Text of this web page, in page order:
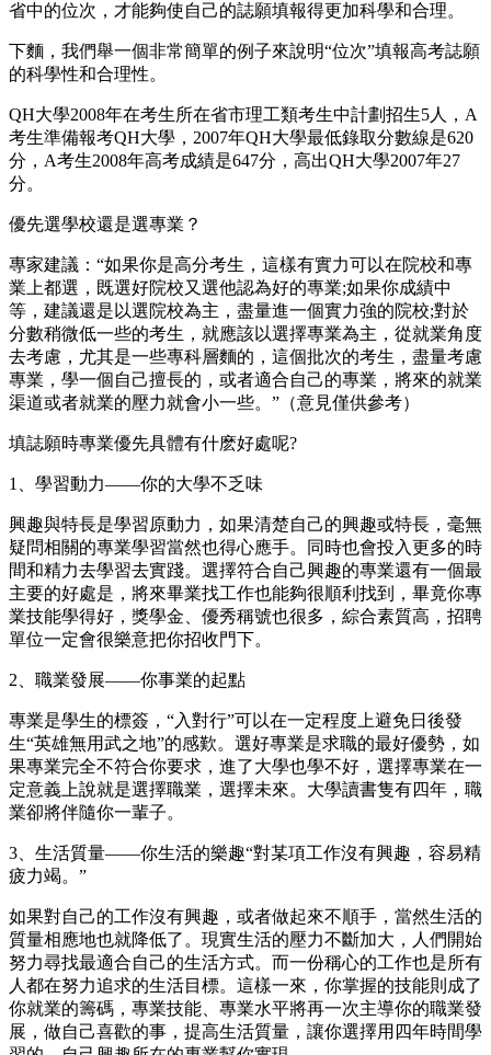
省中的位次，才能夠使自己的誌願填報得更加科學和合理。
下麵，我們舉一個非常簡單的例子來說明“位次”填報高考誌願
的科學性和合理性。
QH大學2008年在考生所在省市理工類考生中計劃招生5人，A
考生準備報考QH大學，2007年QH大學最低錄取分數線是620
分，A考生2008年高考成績是647分，高出QH大學2007年27
分。
優先選學校還是選專業？
專家建議：“如果你是高分考生，這樣有實力可以在院校和專
業上都選，既選好院校又選他認為好的專業;如果你成績中
等，建議還是以選院校為主，盡量進一個實力強的院校;對於
分數稍微低一些的考生，就應該以選擇專業為主，從就業角度
去考慮，尤其是一些專科層麵的，這個批次的考生，盡量考慮
專業，學一個自己擅長的，或者適合自己的專業，將來的就業
渠道或者就業的壓力就會小一些。”（意見僅供參考）
填誌願時專業優先具體有什麽好處呢?
1、學習動力——你的大學不乏味
興趣與特長是學習原動力，如果清楚自己的興趣或特長，毫無
疑問相關的專業學習當然也得心應手。同時也會投入更多的時
間和精力去學習去實踐。選擇符合自己興趣的專業還有一個最
主要的好處是，將來畢業找工作也能夠很順利找到，畢竟你專
業技能學得好，獎學金、優秀稱號也很多，綜合素質高，招聘
單位一定會很樂意把你招收門下。
2、職業發展——你事業的起點
專業是學生的標簽，“入對行”可以在一定程度上避免日後發
生“英雄無用武之地”的感歎。選好專業是求職的最好優勢，如
果專業完全不符合你要求，進了大學也學不好，選擇專業在一
定意義上說就是選擇職業，選擇未來。大學讀書隻有四年，職
業卻將伴隨你一輩子。
3、生活質量——你生活的樂趣“對某項工作沒有興趣，容易精
疲力竭。”
如果對自己的工作沒有興趣，或者做起來不順手，當然生活的
質量相應地也就降低了。現實生活的壓力不斷加大，人們開始
努力尋找最適合自己的生活方式。而一份稱心的工作也是所有
人都在努力追求的生活目標。這樣一來，你掌握的技能則成了
你就業的籌碼，專業技能、專業水平將再一次主導你的職業發
展，做自己喜歡的事，提高生活質量，讓你選擇用四年時間學